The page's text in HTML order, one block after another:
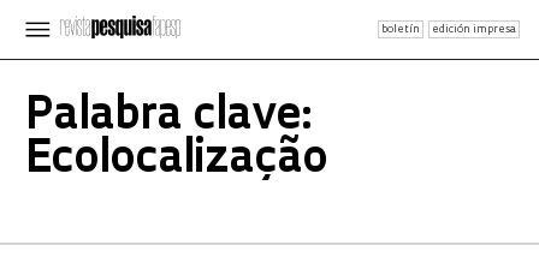
boletín edición impresa
Palabra clave:
Ecolocalização